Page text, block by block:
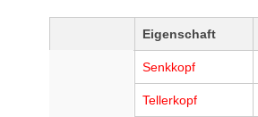
Eigenschaft
Senkkopf
Tellerkopf